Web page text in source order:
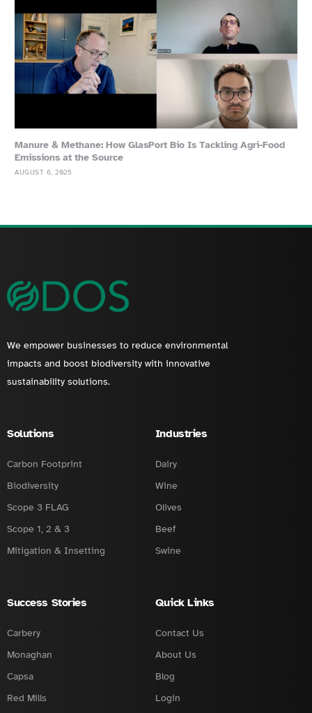
Manure & Methane: How GlasPort Bio Is Tackling Agri-Food
Emissions at the Source
AUGUST 6, 2025
We empower businesses to reduce environmental
impacts and boost biodiversity with innovative
sustainability solutions.
Solutions
Carbon Footprint
Biodiversity
Scope 3 FLAG
Scope 1, 2 & 3
Mitigation & Insetting
Industries
Dairy
Wine
Olives
Beef
Swine
Success Stories
Carbery
Monaghan
Capsa
Red Mills
Quick Links
Contact Us
About Us
Blog
Login